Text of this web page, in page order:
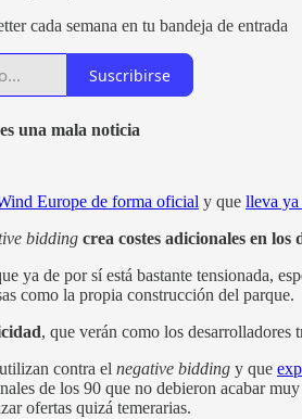
cada semana en tu bandeja de entrada
Suscribirse
es una mala noticia
Europe de forma oficial y que lleva ya
bidding crea costes adicionales en los
ya de por sí está bastante tensionada,
como la propia construcción del parque.
, que verán como los desarrolladores
contra el negative bidding y que
de los 90 que no debieron acabar
ofertas quizá temerarias.